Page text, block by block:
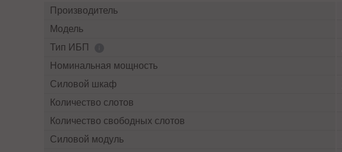
Производитель
Модель
Тип ИБП
Номинальная мощность
Силовой шкаф
Количество слотов
Количество свободных слотов
Силовой модуль